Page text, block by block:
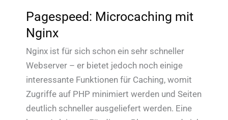
Pagespeed: Microcaching mit
Nginx
Nginx ist für sich schon ein sehr schneller
Webserver – er bietet jedoch noch einige
interessante Funktionen für Caching, womit
Zugriffe auf PHP minimiert werden und Seiten
deutlich schneller ausgeliefert werden. Eine